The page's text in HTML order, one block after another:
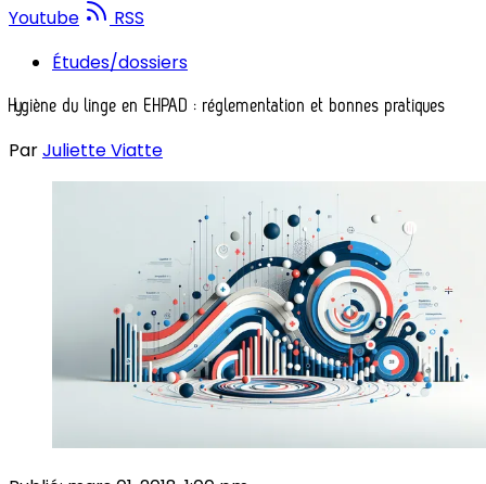
Youtube
RSS
Études/dossiers
Hygiène du linge en EHPAD : réglementation et bonnes pratiques
ParJuliette Viatte